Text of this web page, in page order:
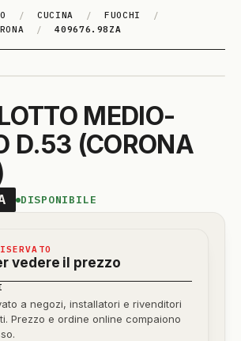
/ CUCINA / FUOCHI
/
/ 409676.98ZA
MEDIO-
D.53 (CORONA
DISPONIBILE
vedere il prezzo
a negozi, installatori e rivenditori
Prezzo e ordine online compaiono